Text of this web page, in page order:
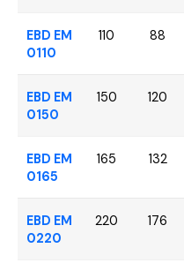
EBD EM
0110
110 88
EBD EM
0150
150 120
EBD EM
0165
165 132
EBD EM
0220
220 176